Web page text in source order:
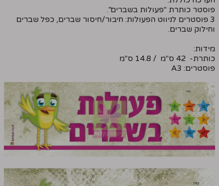
פוסטר כותרת "פעולות בשברים".
3 פוסטרים לניווט הפעולות: חיבור/חיסור שברים, כפל שברים
וחילוק שברים.
מידות:
כותרת- 42 ס"מ / 14.8 ס"מ
פוסטרים: A3